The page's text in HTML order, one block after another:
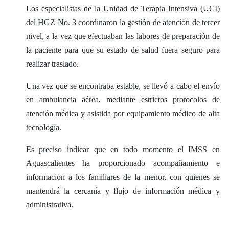
Los especialistas de la Unidad de Terapia Intensiva (UCI)
del HGZ No. 3 coordinaron la gestión de atención de tercer
nivel, a la vez que efectuaban las labores de preparación de
la paciente para que su estado de salud fuera seguro para
realizar traslado.
Una vez que se encontraba estable, se llevó a cabo el envío
en ambulancia aérea, mediante estrictos protocolos de
atención médica y asistida por equipamiento médico de alta
tecnología.
Es preciso indicar que en todo momento el IMSS en
Aguascalientes ha proporcionado acompañamiento e
información a los familiares de la menor, con quienes se
mantendrá la cercanía y flujo de información médica y
administrativa.